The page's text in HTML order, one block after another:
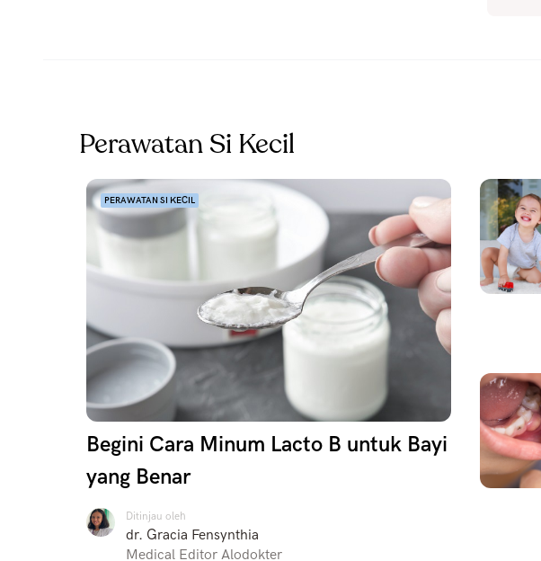
Perawatan Si Kecil
PERAWATAN SI KECIL
Begini Cara Minum Lacto B untuk Bayi
yang Benar
Ditinjau oleh
dr. Gracia Fensynthia
Medical Editor Alodokter